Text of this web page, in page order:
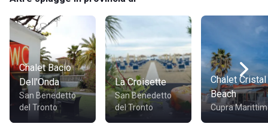
Chalet Bacio
Dell'Onda
San Benedetto
del Tronto
La Croisette
San Benedetto
del Tronto
Chalet Cristal
Beach
Cupra